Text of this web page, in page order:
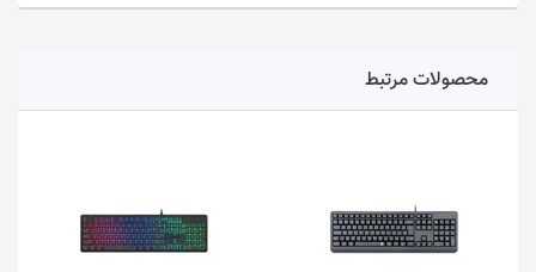
محصولات مرتبط